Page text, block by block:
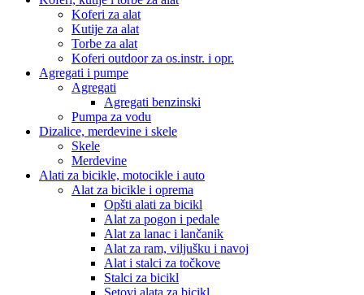
Koferi za alat
Kutije za alat
Torbe za alat
Koferi outdoor za os.instr. i opr.
Agregati i pumpe
Agregati
Agregati benzinski
Pumpa za vodu
Dizalice, merdevine i skele
Skele
Merdevine
Alati za bicikle, motocikle i auto
Alat za bicikle i oprema
Opšti alati za bicikl
Alat za pogon i pedale
Alat za lanac i lančanik
Alat za ram, viljušku i navoj
Alat i stalci za točkove
Stalci za bicikl
Setovi alata za bicikl